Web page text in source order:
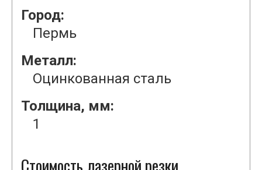
Город:
Пермь
Металл:
Оцинкованная сталь
Толщина, мм:
1